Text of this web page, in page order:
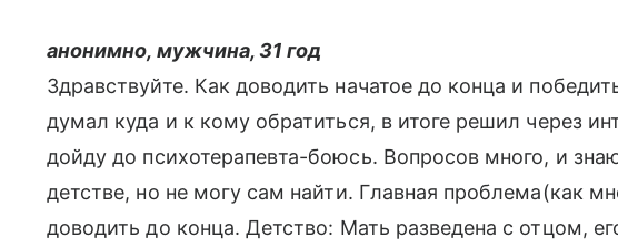
анонимно, мужчина, 31 год
Здравствуйте. Как доводить начатое до конца и
думал куда и к кому обратиться, в итоге решил через
дойду до психотерапевта-боюсь. Вопросов много, и
детстве, но не могу сам найти. Главная проблема(как
доводить до конца. Детство: Мать разведена с отцом,